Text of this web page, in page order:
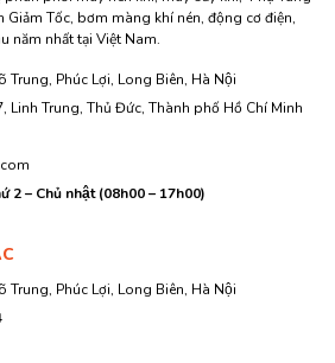
Giảm Tốc, bơm màng khí nén, động cơ điện,
năm nhất tại Việt Nam.
Trung, Phúc Lợi, Long Biên, Hà Nội
Linh Trung, Thủ Đức, Thành phố Hồ Chí Minh
2 – Chủ nhật (08h00 – 17h00)
Trung, Phúc Lợi, Long Biên, Hà Nội